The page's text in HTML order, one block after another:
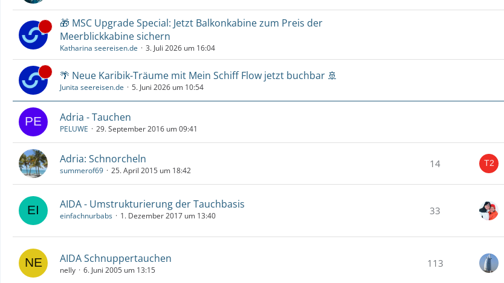
🎁 MSC Upgrade Special: Jetzt Balkonkabine zum Preis der
Meerblickkabine sichern
Katharina seereisen.de 3. Juli 2026 um 16:04
🌴 Neue Karibik-Träume mit Mein Schiff Flow jetzt buchbar 🚢
Junita seereisen.de 5. Juni 2026 um 10:54
Adria - Tauchen
PELUWE 29. September 2016 um 09:41
Adria: Schnorcheln
summerof69 25. April 2015 um 18:42
14
AIDA - Umstrukturierung der Tauchbasis
einfachnurbabs 1. Dezember 2017 um 13:40 33
AIDA Schnuppertauchen
nelly 6. Juni 2005 um 13:15
113